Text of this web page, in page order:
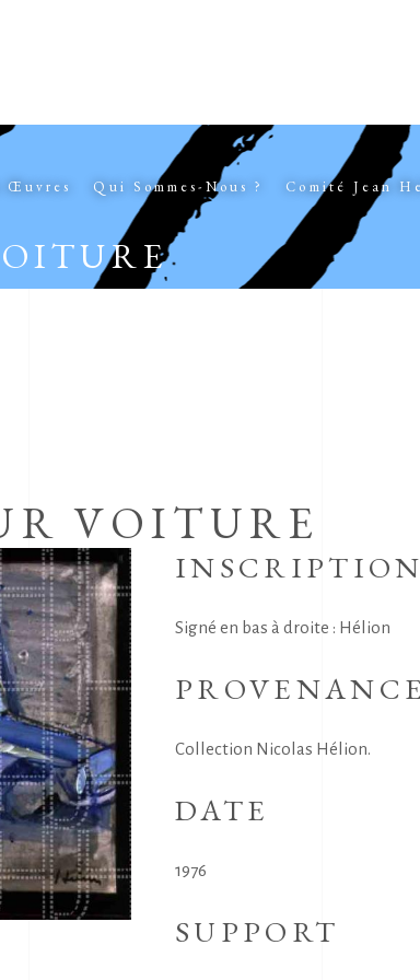
Œuvres Qui Sommes-Nous ? Comité Jean
VOITURE
Signé en bas à droite : Hélion
Collection Nicolas Hélion.
DATE
1976
SUPPORT